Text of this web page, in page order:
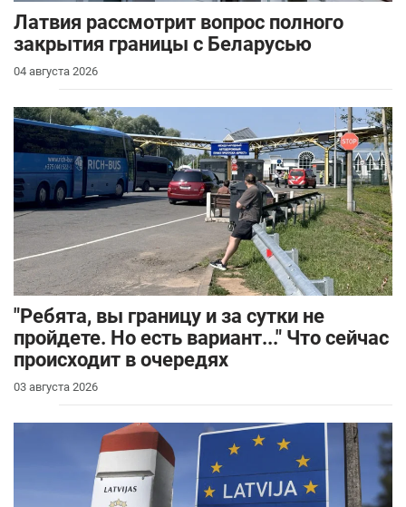
Латвия рассмотрит вопрос полного
закрытия границы с Беларусью
04 августа 2026
"Ребята, вы границу и за сутки не
пройдете. Но есть вариант..." Что сейчас
происходит в очередях
03 августа 2026